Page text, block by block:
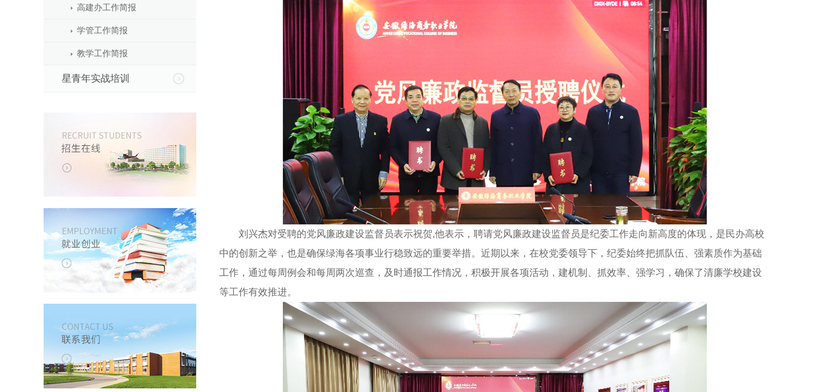
高建办工作简报
学管工作简报
教学工作简报
星青年实战培训
刘兴杰对受聘的党风廉政建设监督员表示祝贺,他表示，聘请党风廉政建设监督员是纪委工作走向新高度的体现，是民办高校
中的创新之举，也是确保绿海各项事业行稳致远的重要举措。近期以来，在校党委领导下，纪委始终把抓队伍、强素质作为基础
工作，通过每周例会和每周两次巡查，及时通报工作情况，积极开展各项活动，建机制、抓效率、强学习，确保了清廉学校建设
等工作有效推进。